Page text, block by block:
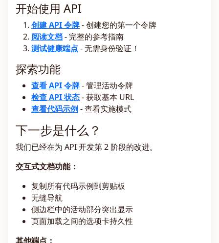
开始使用 API
创建 API 令牌- 创建您的第一个令牌
阅读文档- 完整的参考指南
测试健康端点 - 无需身份验证！
探索功能
查看 API 令牌- 管理活动令牌
检查 API 状态- 获取基本 URL
查看代码示例- 查看实施模式
下一步是什么？
我们已经在为 API 开发第 2 阶段的改进。
交互式文档功能：
复制所有代码示例到剪贴板
无缝导航
侧边栏中的活动部分突出显示
页面加载之间的选项卡持久性
其他端点：